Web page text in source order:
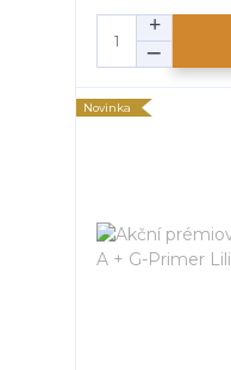
Novinka